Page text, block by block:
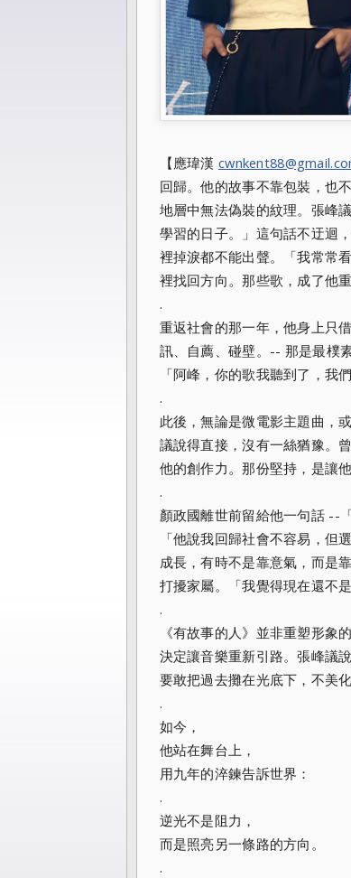
【應瑋漢
回歸。他的故事不靠包裝，也
地層中無法偽裝的紋理。張峰
學習的日子。」這句話不迂迴
裡掉淚都不能出聲。「我常常
裡找回方向。那些歌，成了他
.
重返社會的那一年，他身上只
訊、自薦、碰壁。-- 那是最樸
「阿峰，你的歌我聽到了，我
.
此後，無論是微電影主題曲，
議說得直接，沒有一絲猶豫。
他的創作力。那份堅持，是讓
.
顏政國離世前留給他一句話 --
「他說我回歸社會不容易，但
成長，有時不是靠意氣，而是
打擾家屬。「我覺得現在還不
.
《有故事的人》並非重塑形象
決定讓音樂重新引路。張峰議
要敢把過去攤在光底下，不美化
.
如今，
他站在舞台上，
用九年的淬鍊告訴世界：
.
逆光不是阻力，
而是照亮另一條路的方向。
.